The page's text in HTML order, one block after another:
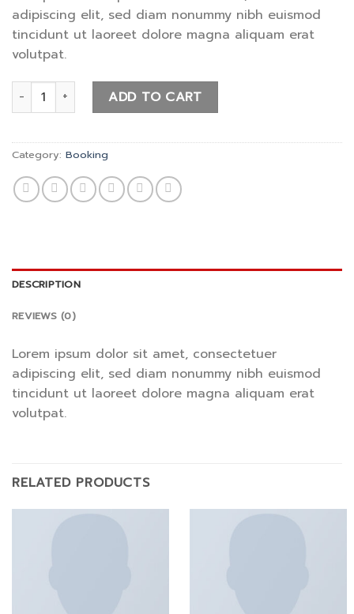
adipiscing elit, sed diam nonummy nibh euismod
tincidunt ut laoreet dolore magna aliquam erat
volutpat.
Weekend in San Fransico quantity
ADD TO CART
Category: Booking
DESCRIPTION
REVIEWS (0)
Lorem ipsum dolor sit amet, consectetuer
adipiscing elit, sed diam nonummy nibh euismod
tincidunt ut laoreet dolore magna aliquam erat
volutpat.
RELATED PRODUCTS